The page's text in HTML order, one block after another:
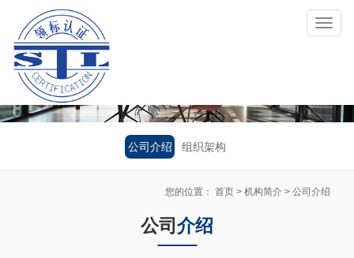
公司介绍 组织架构
您的位置： 首页 > 机构简介 > 公司介绍
公司 介绍